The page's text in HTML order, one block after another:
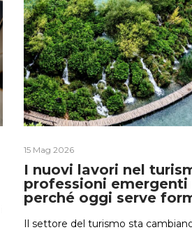
15 Mag 2026
I nuovi lavori nel
professioni emergenti
perché oggi serve
Il settore del turismo sta